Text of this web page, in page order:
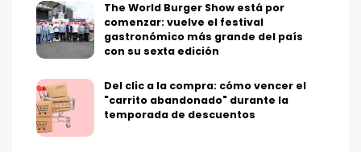
The World Burger Show está por
comenzar: vuelve el festival
gastronómico más grande del país
con su sexta edición
Del clic a la compra: cómo vencer el
"carrito abandonado" durante la
temporada de descuentos